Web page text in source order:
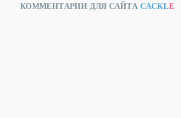
КОММЕНТАРИИ ДЛЯ САЙТА CACKLE